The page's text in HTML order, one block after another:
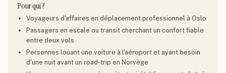
Pour qui ?
Voyageurs d'affaires en déplacement professionnel à Oslo
Passagers en escale ou transit cherchant un confort fiable
entre deux vols
Personnes louant une voiture à l'aéroport et ayant besoin
d'une nuit avant un road-trip en Norvège